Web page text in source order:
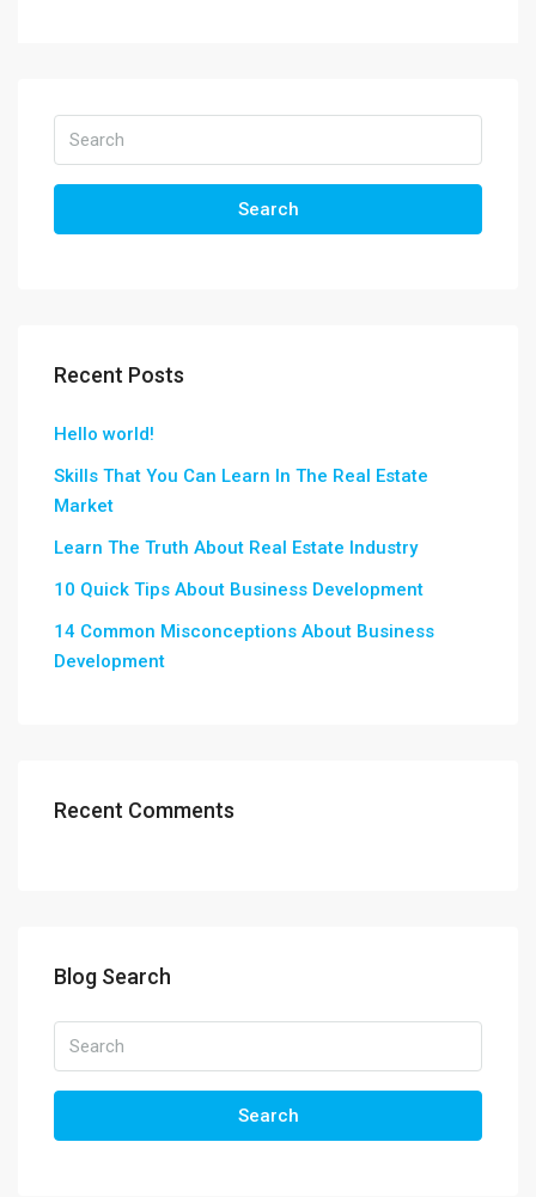
Search
Recent Posts
Hello world!
Skills That You Can Learn In The Real Estate
Market
Learn The Truth About Real Estate Industry
10 Quick Tips About Business Development
14 Common Misconceptions About Business
Development
Recent Comments
Blog Search
Search